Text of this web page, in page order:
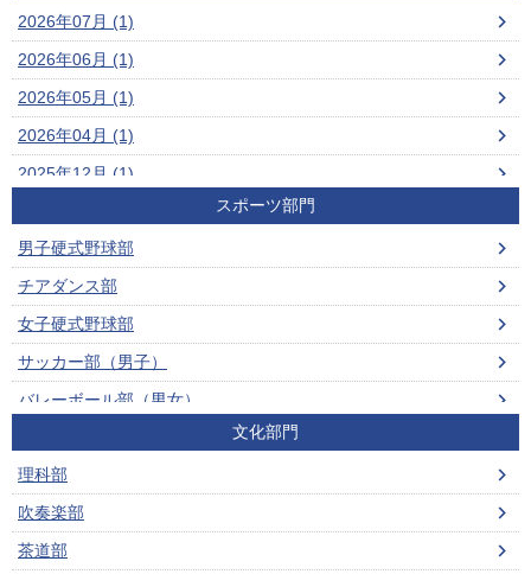
2026年07月 (1)
2026年06月 (1)
2026年05月 (1)
2026年04月 (1)
2025年12月 (1)
2025年08月 (2)
2025年07月 (1)
2025年06月 (1)
2025年01月 (2)
2024年11月 (1)
2024年07月 (1)
2024年06月 (1)
2024年05月 (1)
スポーツ部門
男子硬式野球部
チアダンス部
女子硬式野球部
サッカー部（男子）
バレーボール部（男女）
ビーチバレーボール部（男女）
男子ソフトテニス部
女子ソフトテニス部
男子バスケットボール部
文化部門
理科部
吹奏楽部
茶道部